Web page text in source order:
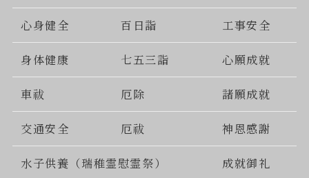
心身健全 百日詣 工事安全
身体健康 七五三詣 心願成就
車祓 厄除 諸願成就
交通安全 厄祓 神恩感謝
水子供養（瑞稚霊慰霊祭） 成就御礼